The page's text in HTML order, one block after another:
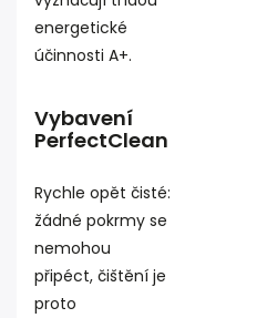
energetické
účinnosti A+.
Vybavení
PerfectClean
Rychle opět čisté:
žádné pokrmy se
nemohou
připéct, čištění je
proto